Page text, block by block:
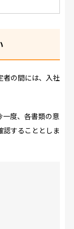
者の間には、入社
度、各書類の意
することとしま